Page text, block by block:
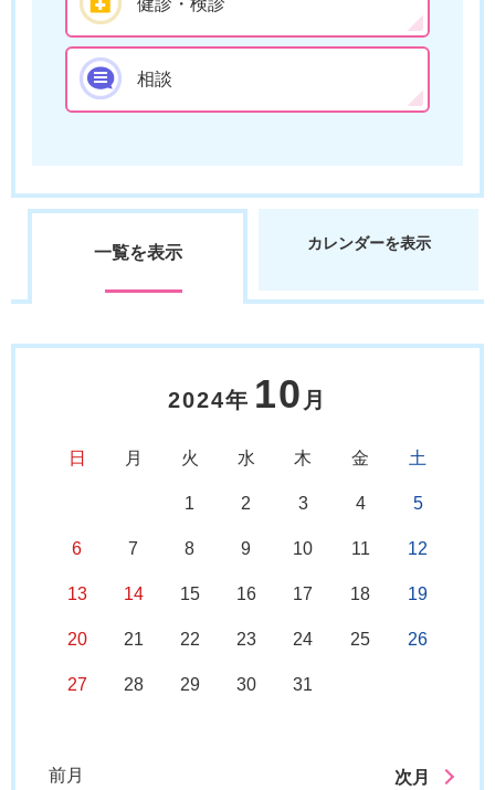
相談
一覧を表示 カレンダーを表示
2024年 10 月
日 月 火 水 木 金 土
1 2 3 4 5
6 7 8 9 10 11 12
13 14 15 16 17 18 19
20 21 22 23 24 25 26
27 28 29 30 31
前月 次月